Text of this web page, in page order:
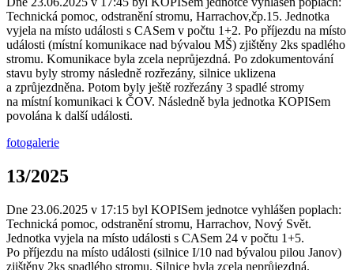
Technická pomoc, odstranění stromu, Harrachov,čp.15. Jednotka
vyjela na místo události s CASem v počtu 1+2. Po příjezdu na místo
události (místní komunikace nad bývalou MŠ) zjištěny 2ks spadlého
stromu. Komunikace byla zcela neprůjezdná. Po zdokumentování
stavu byly stromy následně rozřezány, silnice uklizena
a zprůjezdněna. Potom byly ještě rozřezány 3 spadlé stromy
na místní komunikaci k ČOV. Následně byla jednotka KOPISem
povolána k další události.
fotogalerie
13/2025
Dne 23.06.2025 v 17:15 byl KOPISem jednotce vyhlášen poplach:
Technická pomoc, odstranění stromu, Harrachov, Nový Svět.
Jednotka vyjela na místo události s CASem 24 v počtu 1+5.
Po příjezdu na místo události (silnice I/10 nad bývalou pilou Janov)
zjištěny 2ks spadlého stromu. Silnice byla zcela neprůjezdná.